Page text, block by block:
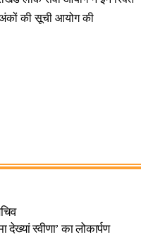
अंकों की सूची आयोग की
स्वीणा’ का लोकार्पण